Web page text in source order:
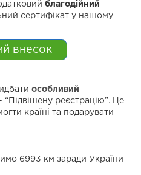
благодійний
сертифікат у нашому
внесок
особливий
“Підвішену реєстрацію”. Це
країні та подарувати
6993 км заради України